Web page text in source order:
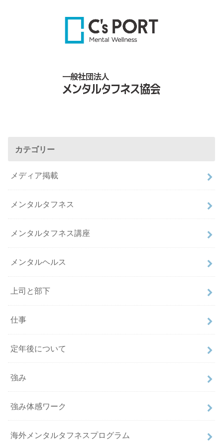
カテゴリー
メディア掲載
メンタルタフネス
メンタルタフネス講座
メンタルヘルス
上司と部下
仕事
定年後について
強み
強み体感ワーク
海外メンタルタフネスプログラム